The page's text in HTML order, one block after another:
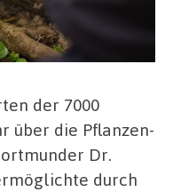
der 7000
über die Pflanzen-
Dr.
durch